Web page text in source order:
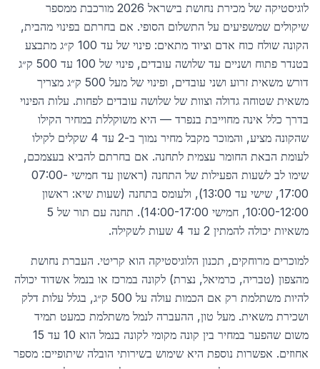
לוגיסטיקה של מכירת נחושת בישראל 2026 מורכבת ממספר
שיקולים שמשפיעים על התשלום הסופי. אם בחרתם בפינוי מהבית,
הקונה שולח כוח אדם וציוד מתאים: פינוי של עד 100 ק״ג מתבצע
בטנדר פתוח ושניים עד שלושה עובדים, פינוי של 100 עד 500 ק״ג
דורש משאית זרוע ושני עובדים, ופינוי של מעל 500 ק״ג מצריך
משאית שטוחה גדולה וצוות של שלושה עובדים לפחות. עלות הפינוי
בדרך כלל אינה מחוייבת בנפרד — היא משוקללת במחיר הקילו
שהקונה מציע, והמוכר מקבל מחיר נמוך ב-2 עד 4 שקלים לקילו
לעומת הבאת החומר עצמית לתחנה. אם בחרתם להביא בעצמכם,
שימו לב לשעות הפעילות של התחנה (ראשון עד חמישי 07:00-
17:00, שישי עד 13:00), ולעומס בתחנה (שעות שיא: ראשון
10:00-12:00, חמישי 14:00-17:00). תחנה עם תור של 5
משאיות יכולה להמתין 2 עד 4 שעות לשקילה.
למוכרים מרוחקים, תכנון הלוגיסטיקה הוא קריטי. העברת נחושת
מהצפון (טבריה, כרמיאל, נצרת) לקונה במרכז או בנמל אשדוד יכולה
להיות משתלמת רק אם הכמות עולה על 500 ק״ג, בגלל עלות דלק
ושכירת משאית. מעל טון, ההעברה לנמל משתלמת כמעט תמיד
משום שהפער במחיר בין קונה מקומי לקונה בנמל הוא 10 עד 15
אחוזים. אפשרות נוספת היא שימוש בשירותי הובלה שיתופיים: מספר